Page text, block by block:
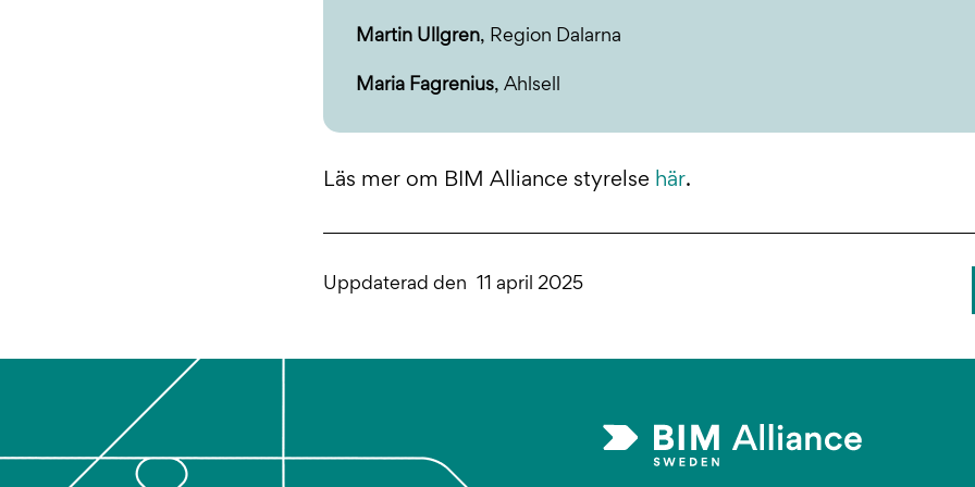
Martin Ullgren, Region Dalarna
Maria Fagrenius, Ahlsell
Läs mer om BIM Alliance styrelse här.
Uppdaterad den 11 april 2025